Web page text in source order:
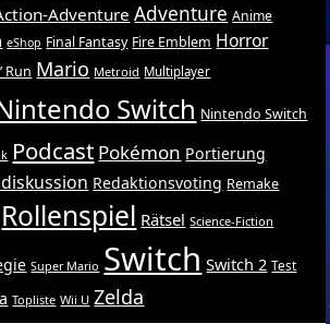
Adventure Adventure Anime
eShop Final Fantasy Fire Emblem Horror
Run Mario Metroid Multiplayer
Switch Nintendo Switch
Podcast Pokémon Portierung
Redaktionsvoting Remake
Rollenspiel Rätsel Science-Fiction
Super Mario Switch Switch 2 Test
Topliste Wii U Zelda